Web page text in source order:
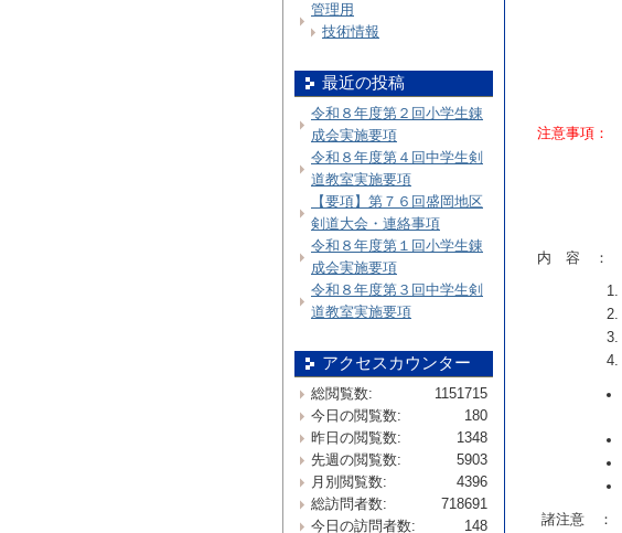
注意事項：
内 容 ：
諸注意 ：
管理用
技術情報
最近の投稿
令和８年度第２回小学生錬
成会実施要項
令和８年度第４回中学生剣
道教室実施要項
【要項】第７６回盛岡地区
剣道大会・連絡事項
令和８年度第１回小学生錬
成会実施要項
令和８年度第３回中学生剣
道教室実施要項
アクセスカウンター
1151715
総閲覧数:
180
今日の閲覧数:
1348
昨日の閲覧数:
5903
先週の閲覧数:
4396
月別閲覧数:
718691
総訪問者数:
148
今日の訪問者数: